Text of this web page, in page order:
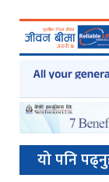
यो पनि